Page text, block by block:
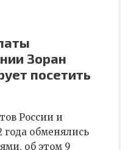
Зоран
посетить
России и
года обменялись
об этом 9